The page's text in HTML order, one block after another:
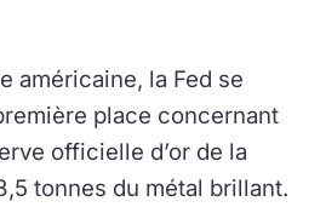
américaine, la Fed se
place concernant
officielle d’or de la
tonnes du métal brillant.